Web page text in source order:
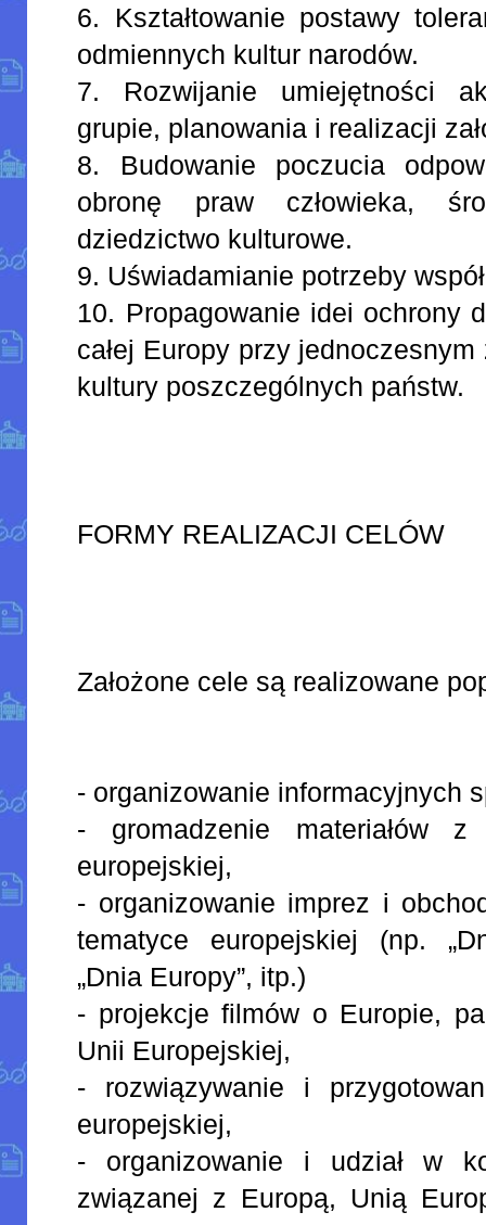
6. Kształtowanie postawy
odmiennych kultur narodów.
7. Rozwijanie umiejętności
grupie, planowania i realizacji
8. Budowanie poczucia
obronę praw człowieka,
dziedzictwo kulturowe.
9. Uświadamianie potrzeby
10. Propagowanie idei ochrony
całej Europy przy
kultury poszczególnych państw.
FORMY REALIZACJI CELÓW
Założone cele są realizowane
- organizowanie informacyjnych
- gromadzenie materiałów z
europejskiej,
- organizowanie imprez i
tematyce europejskiej (np.
„Dnia Europy”, itp.)
- projekcje filmów o Europie,
Unii Europejskiej,
- rozwiązywanie i
europejskiej,
- organizowanie i udział w
związanej z Europą, Unią